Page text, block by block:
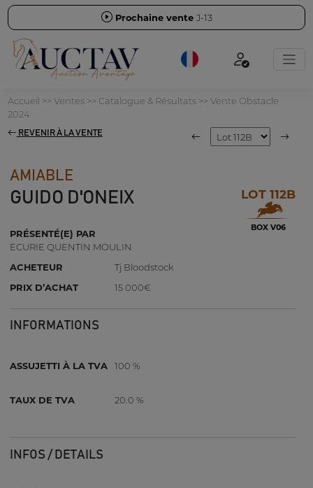
Prochaine vente J-13
Accueil >> Ventes>> Catalogue & Résultats>> Vente Obstacle
2024
REVENIR À LA VENTE
AMIABLE
GUIDO D'ONEIX LOT 112B
BOX V06
PRÉSENTÉ(E) PAR
ECURIE QUENTIN MOULIN
ACHETEUR
Tj Bloodstock
PRIX D’ACHAT
15 000€
INFORMATIONS
ASSUJETTI À LA TVA 100 %
TAUX DE TVA 20.0 %
INFOS / DETAILS